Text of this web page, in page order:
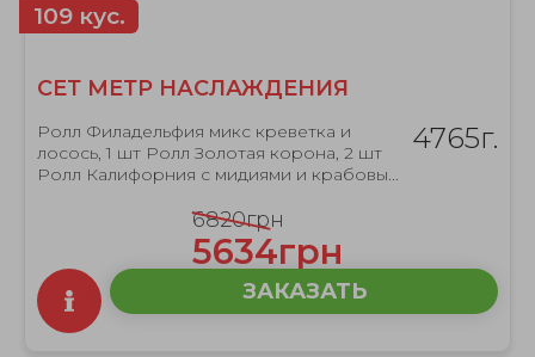
109 кус.
СЕТ МЕТР НАСЛАЖДЕНИЯ
Ролл Филадельфия микс креветка и
лосось, 1 шт Ролл Золотая корона, 2 шт
Ролл Калифорния с мидиями и крабовы...
4765г.
6820грн
5634грн
ЗАКАЗАТЬ